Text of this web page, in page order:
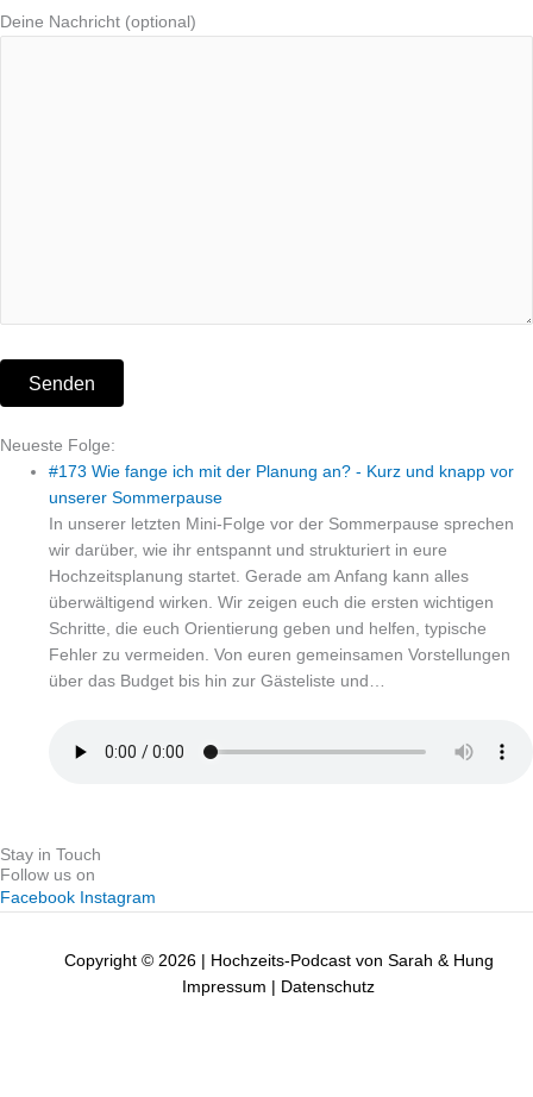
Deine Nachricht (optional)
Neueste Folge:
#173 Wie fange ich mit der Planung an? - Kurz und knapp vor
unserer Sommerpause
In unserer letzten Mini-Folge vor der Sommerpause sprechen
wir darüber, wie ihr entspannt und strukturiert in eure
Hochzeitsplanung startet. Gerade am Anfang kann alles
überwältigend wirken. Wir zeigen euch die ersten wichtigen
Schritte, die euch Orientierung geben und helfen, typische
Fehler zu vermeiden. Von euren gemeinsamen Vorstellungen
über das Budget bis hin zur Gästeliste und…
Stay in Touch
Follow us on
Facebook Instagram
Copyright © 2026 | Hochzeits-Podcast von Sarah & Hung
Impressum
Datenschutz